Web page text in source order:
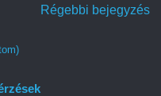
Régebbi bejegyzés